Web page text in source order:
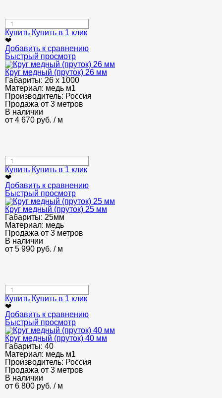
Купить Купить в 1 клик
❤
Добавить к сравнению
Быстрый просмотр
Круг медный (пруток) 26 мм
Габариты: 26 х 1000
Материал: медь м1
Производитель: Россия
Продажа от 3 метров
В наличии
от 4 670 руб. / м
Купить Купить в 1 клик
❤
Добавить к сравнению
Быстрый просмотр
Круг медный (пруток) 25 мм
Габариты: 25мм
Материал: медь
Продажа от 3 метров
В наличии
от 5 990 руб. / м
Купить Купить в 1 клик
❤
Добавить к сравнению
Быстрый просмотр
Круг медный (пруток) 40 мм
Габариты: 40
Материал: медь м1
Производитель: Россия
Продажа от 3 метров
В наличии
от 6 800 руб. / м